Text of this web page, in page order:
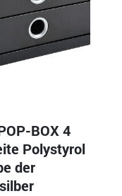
BOX 4
Polystyrol
der